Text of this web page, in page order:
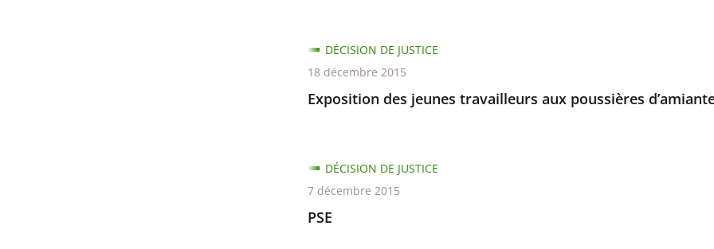
Exposition des jeunes travailleurs aux poussières
DÉCISION DE JUSTICE
18 décembre 2015
PSE
DÉCISION DE JUSTICE
7 décembre 2015